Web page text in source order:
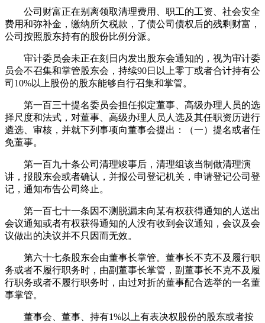
公司财富正在别离领取清理费用、职工的工资、社会安全
费用和弥补金，缴纳所欠税款，了债公司债权后的残剩财富，
公司按照股东持有的股份比例分派。
审计委员会未正在刻日内发出股东会通知的，视为审计委
员会不召集和掌管股东会，持续90日以上零丁或者合计持有公
司10%以上股份的股东能够自行召集和掌管。
第一百三十提名委员会担任拟定董事、高级办理人员的选
择尺度和法式，对董事、高级办理人员人选及其任职资历进行
遴选、审核，并就下列事项向董事会提出：（一）提名或者任
免董事。
第一百九十条公司清理竣事后，清理组该当制做清理演
讲，报股东会或者确认，并报公司登记机关，申请登记公司登
记，通知布告公司终止。
第一百七十一条因不测脱漏未向某有权获得通知的人送出
会议通知或者有权获得通知的人没有收到会议通知，会议及会
议做出的决议并不只因而无效。
第六十七条股东会由董事长掌管。董事长不克不及履行职
务或者不履行职务时，由副董事长掌管，副董事长不克不及履
行职务或者不履行职务时，由过对折的董事配合选举的一名董
事掌管。
董事会、董事、持有1%以上有表决权股份的股东或者按